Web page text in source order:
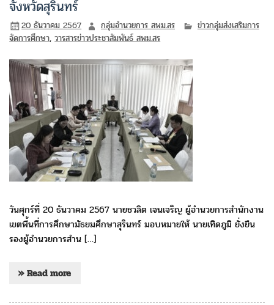
จังหวัดสุรินทร์
20 ธันวาคม 2567 กลุ่มอำนวยการ สพม.สร
ข่าวกลุ่มส่งเสริมการ
จัดการศึกษา,วารสารข่าวประชาสัมพันธ์ สพม.สร
วันศุกร์ที่ 20 ธันวาคม 2567 นายชวลิต เจนเจริญ ผู้อำนวยการสำนักงาน
เขตพื้นที่การศึกษามัธยมศึกษาสุรินทร์ มอบหมายให้ นายเทิดภูมิ ยั่งยืน
รองผู้อำนวยการสำน […]
» Read more